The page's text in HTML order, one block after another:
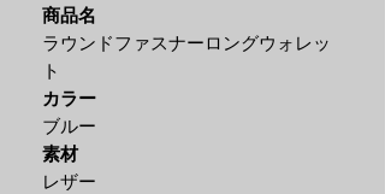
商品名
ラウンドファスナーロングウォレッ
ト
カラー
ブルー
素材
レザー